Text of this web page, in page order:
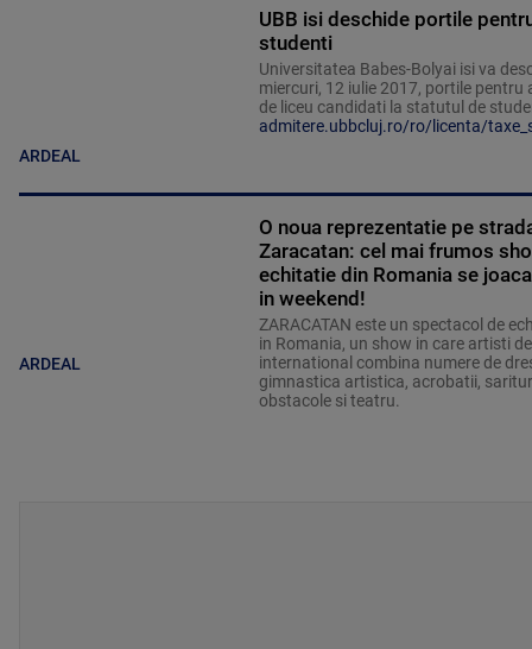
ARDEAL
UBB isi deschide portile
studenti
Universitatea Babes-Bolyai isi va
miercuri, 12 iulie 2017, portile pentru
de liceu candidati la statutul de
admitere.ubbcluj.ro/ro/licenta/
ARDEAL
O noua reprezentatie pe
Zaracatan: cel mai frumos
echitatie din Romania se
in weekend!
ZARACATAN este un spectacol de
in Romania, un show in care artisti
international combina numere de
gimnastica artistica, acrobatii,
obstacole si teatru.